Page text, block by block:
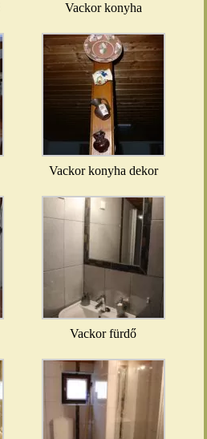
Vackor konyha
Vackor konyha dekor
Vackor fürdő